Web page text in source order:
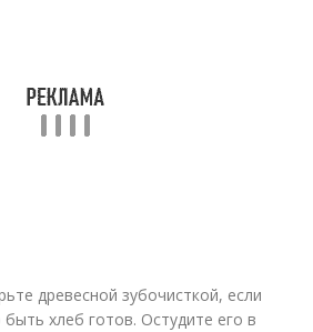
древесной зубочисткой, если
быть хлеб готов. Остудите его в